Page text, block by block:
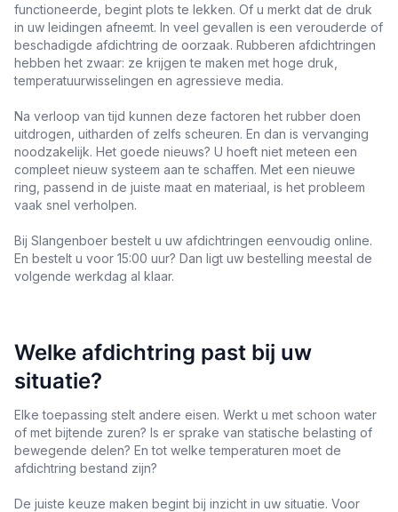
functioneerde, begint plots te lekken. Of u merkt dat de druk
in uw leidingen afneemt. In veel gevallen is een verouderde of
beschadigde afdichtring de oorzaak. Rubberen afdichtringen
hebben het zwaar: ze krijgen te maken met hoge druk,
temperatuurwisselingen en agressieve media.
Na verloop van tijd kunnen deze factoren het rubber doen
uitdrogen, uitharden of zelfs scheuren. En dan is vervanging
noodzakelijk. Het goede nieuws? U hoeft niet meteen een
compleet nieuw systeem aan te schaffen. Met een nieuwe
ring, passend in de juiste maat en materiaal, is het probleem
vaak snel verholpen.
Bij Slangenboer bestelt u uw afdichtringen eenvoudig online.
En bestelt u voor 15:00 uur? Dan ligt uw bestelling meestal de
volgende werkdag al klaar.
Welke afdichtring past bij uw
situatie?
Elke toepassing stelt andere eisen. Werkt u met schoon water
of met bijtende zuren? Is er sprake van statische belasting of
bewegende delen? En tot welke temperaturen moet de
afdichtring bestand zijn?
De juiste keuze maken begint bij inzicht in uw situatie. Voor